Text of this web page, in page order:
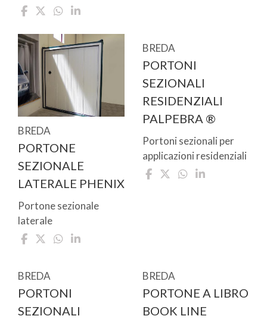
BREDA
PORTONE
SEZIONALE
LATERALE PHENIX
Portone sezionale
laterale
BREDA
PORTONI
SEZIONALI
RESIDENZIALI
PALPEBRA ®
Portoni sezionali per
applicazioni residenziali
BREDA
PORTONI
SEZIONALI
BREDA
PORTONE A LIBRO
BOOK LINE